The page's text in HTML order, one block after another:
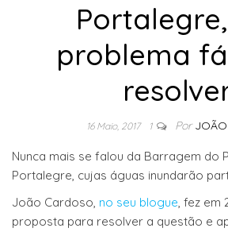
problema
16 Maio, 2017 1 Por
Nunca mais se falou da Barragem do
Portalegre, cujas águas inundarão
João Cardoso, no seu blogue, fez em
proposta para resolver a questão e